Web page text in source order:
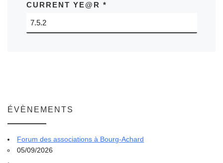
CURRENT YE@R *
ÉVÈNEMENTS
Forum des associations à Bourg-Achard
05/09/2026